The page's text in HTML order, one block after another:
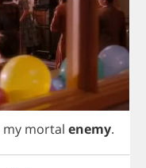
my mortal enemy.